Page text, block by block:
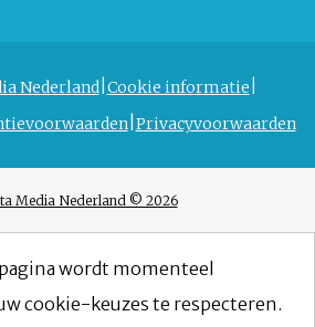
Nederland Cookie informatie
Privacyvoorwaarden
Media Nederland © 2026
wordt momenteel
cookie-keuzes te respecteren.